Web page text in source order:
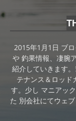
2015年1月1日 ブ
や 釣果情報、凄腕
紹介していきます
テナンス＆ロッド
す。少し マニアッ
た 別会社にてウェ